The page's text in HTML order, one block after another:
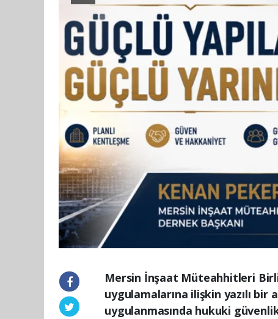
Mersin İnşaat Müteahhitleri
uygulamalarına ilişkin yazılı bir
uygulanmasında hukuki